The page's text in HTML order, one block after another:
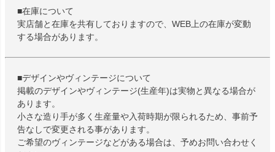
■在庫について
実店舗と在庫を共有しておりますので、WEB上の在庫が変動
する場合があります。
■デザインやヴィンテージについて
掲載のデザインやヴィンテージ(生産年)は実物と異なる場合が
あります。
小さな造り手が多く生産量や入荷時期が限られるため、事前予
告なしで変更される事があります。
ご希望のヴィンテージなどがある場合は、予めお問い合わせく